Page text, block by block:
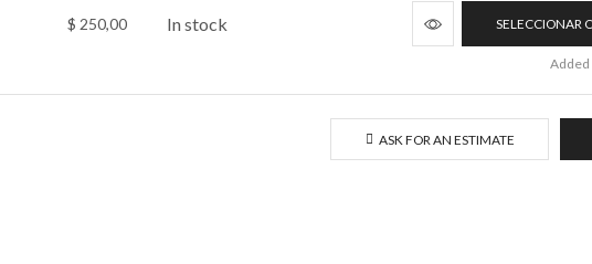
$ 250,00 In stock SELECCIONAR
Added
ASK FOR AN ESTIMATE